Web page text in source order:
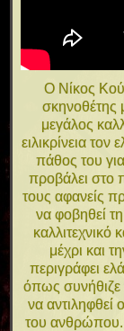
Ο Νίκος
σκηνοθέτης
μεγάλος
ειλικρίνεια τον
πάθος του
προβάλει στο
τους αφανείς
να φοβηθεί
μέχρι και
περιγράφει
όπως συνήθιζε
να αντιληφθεί
του ανθρώπου.